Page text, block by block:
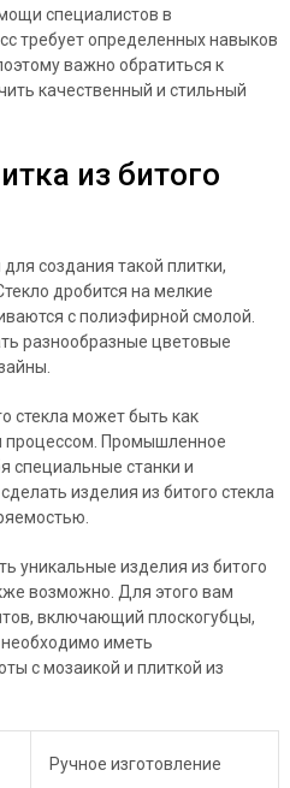
специалистов в
требует определенных навыков
важно обратиться к
качественный и стильный
из битого
создания такой плитки,
дробится на мелкие
с полиэфирной смолой.
разнообразные цветовые
стекла может быть как
Промышленное
специальные станки и
изделия из битого стекла
уникальные изделия из битого
возможно. Для этого вам
включающий плоскогубцы,
необходимо иметь
с мозаикой и плиткой из
Ручное изготовление